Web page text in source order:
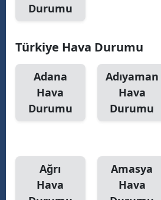
Durumu
Türkiye Hava Durumu
Adana
Hava
Durumu
Adıyaman
Hava
Durumu
Ağrı
Hava
Amasya
Hava